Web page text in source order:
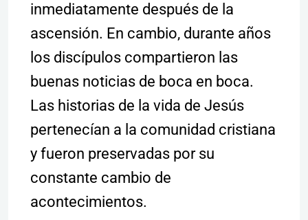
inmediatamente después de la
ascensión. En cambio, durante años
los discípulos compartieron las
buenas noticias de boca en boca.
Las historias de la vida de Jesús
pertenecían a la comunidad cristiana
y fueron preservadas por su
constante cambio de
acontecimientos.